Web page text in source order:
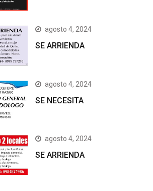
agosto 4, 2024
SE ARRIENDA
agosto 4, 2024
SE NECESITA
agosto 4, 2024
SE ARRIENDA